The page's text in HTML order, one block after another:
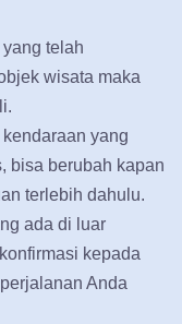
telah
wisata maka
yang
bisa berubah kapan
terlebih dahulu.
ada di luar
kepada
Anda